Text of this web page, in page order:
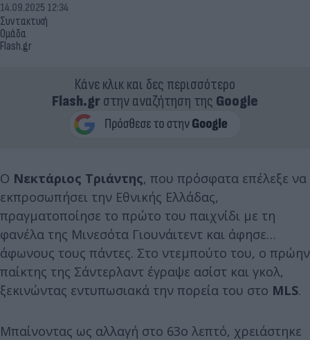
Συντακτική
Ομάδα
Flash.gr
14.09.2025 12:34
Κάνε κλικ και δες περισσότερο
Flash.grστην αναζήτηση της Google
Ο Νεκτάριος Τριάντης, που πρόσφατα επέλεξε να
εκπροσωπήσει την Εθνικής Ελλάδας,
πραγματοποίησε το πρώτο του παιχνίδι με τη
φανέλα της Μινεσότα Γιουνάιτεντ και άφησε…
άφωνους τους πάντες. Στο ντεμπούτο του, ο πρώην
παίκτης της Σάντερλαντ έγραψε ασίστ και γκολ,
ξεκινώντας εντυπωσιακά την πορεία του στο MLS.
Μπαίνοντας ως αλλαγή στο 63ο λεπτό, χρειάστηκε